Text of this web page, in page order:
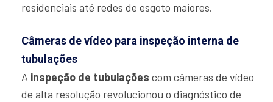
residenciais até redes de esgoto maiores.
Câmeras de vídeo para inspeção interna de
tubulações
A inspeção de tubulações com câmeras de vídeo
de alta resolução revolucionou o diagnóstico de